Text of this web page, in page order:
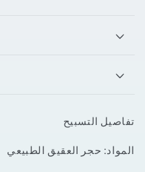
تفاصيل التسبيح
المواد: حجر العقيق الطبيعي